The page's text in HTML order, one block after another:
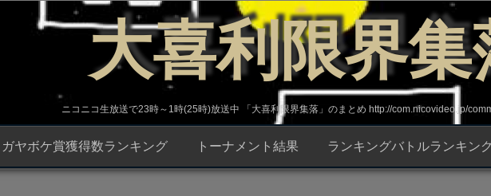
大喜利限界集
ニコニコ生放送で23時～1時(25時)放送中 「大喜利限界集落」のまとめ http://com.nicovideo.jp/
ガヤボケ賞獲得数ランキング トーナメント結果 ランキングバトルランキン